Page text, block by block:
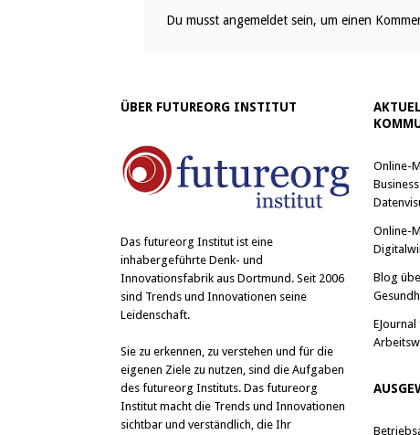
Du musst angemeldet sein, um einen
ÜBER FUTUREORG INSTITUT
Das futureorg Institut ist eine
inhabergeführte Denk- und
Innovationsfabrik aus Dortmund. Seit 2006
sind Trends und Innovationen seine
Leidenschaft.
Sie zu erkennen, zu verstehen und für die
eigenen Ziele zu nutzen, sind die Aufgaben
des futureorg Instituts. Das futureorg
Institut macht die Trends und Innovationen
sichtbar und verständlich, die Ihr
Online-
Online-
Blog